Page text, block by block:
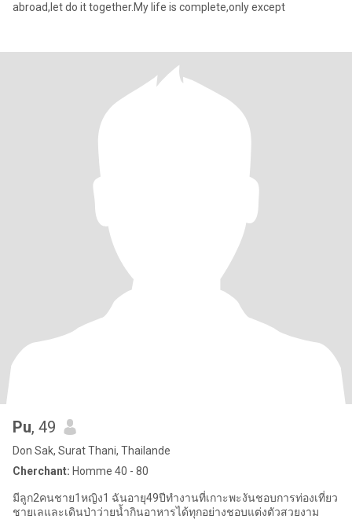
abroad,let do it together.My life is complete,only except
Pu, 49
Don Sak, Surat Thani, Thailande
Cherchant: Homme 40 - 80
มีลูก2คนชาย1หญิง1 ฉันอายุ49ปีทำงานที่เกาะพะงันชอบการท่องเที่ยว
ชายเลและเดินป่าว่ายน้ำกินอาหารได้ทุกอย่างชอบแต่งตัวสวยงาม